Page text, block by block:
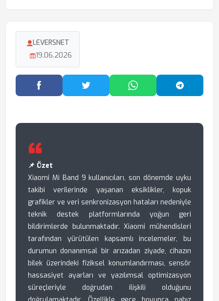
LEVERSNET
19.06.2026
Facebook'ta PaylaşTwitter'da PaylaşWhatsApp'ta Paylaş
📌 Özet
Xiaomi Mi Band 9 kullanıcıları, son dönemde uyku
takibi verilerinde yaşanan eksiklikler, kopuk
grafikler ve veri senkronizasyon hataları nedeniyle
teknik destek platformlarında yoğun geri
bildirimlerde bulunmaktadır. Xiaomi mühendisleri
tarafından yürütülen kapsamlı incelemeler, bu
durumun donanımsal bir arızadan ziyade, cihazın
bilek üzerindeki fiziksel konumlandırması, sensör
hassasiyet ayarları ve yazılımsal optimizasyon
süreçleriyle doğrudan ilişkili olduğunu